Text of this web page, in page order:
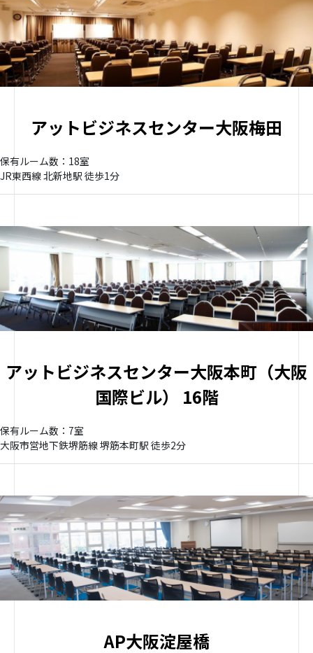
アットビジネスセンター大阪梅田
保有ルーム数：18室
JR東西線 北新地駅 徒歩1分
アットビジネスセンター大阪本町（大阪
国際ビル） 16階
保有ルーム数：7室
大阪市営地下鉄堺筋線 堺筋本町駅 徒歩2分
AP大阪淀屋橋